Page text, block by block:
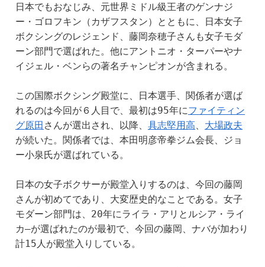
日本でもおなじみ、元世界ミドル級王者のゲンナジ
ー・ゴロフキン（カザフスタン）とともに、日本女子
ボクシングのレジェンド、藤岡奈穂子さんも女子モダ
ーン部門で選ばれた。他にアントニオ・ターパーやナ
イジェル・ベンらの著名チャンピオンが含まれる。
この国際ボクシング殿堂に、日本選手、関係者が選ば
れるのは今回が６人目で、最初は95年にファイティン
グ原田 さんが選出され、以降、 具志堅用高、 大場政夫
が続いた。関係者では、本田明彦帝拳ジム会長、ジョ
ー小泉氏が選ばれている。
日本の女子ボクサーが殿堂入りするのは、今回の藤岡
さんが初めてであり、大変歴史的なことである。女子
モダーン部門は、20年にライラ・アリとルシア・ライ
カ―が選ばれたのが最初で、今回の藤岡、ナバが加わり
計15人が殿堂入りしている。